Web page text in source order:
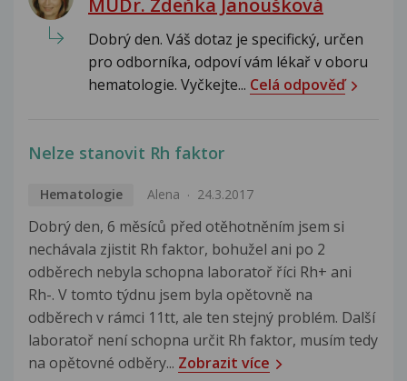
MUDr. Zdeňka Janoušková
Dobrý den. Váš dotaz je specifický, určen
pro odborníka, odpoví vám lékař v oboru
hematologie. Vyčkejte... Celá odpověď
Nelze stanovit Rh faktor
Hematologie Alena 24.3.2017
Dobrý den, 6 měsíců před otěhotněním jsem si
nechávala zjistit Rh faktor, bohužel ani po 2
odběrech nebyla schopna laboratoř říci Rh+ ani
Rh-. V tomto týdnu jsem byla opětovně na
odběrech v rámci 11tt, ale ten stejný problém. Další
laboratoř není schopna určit Rh faktor, musím tedy
na opětovné odběry... Zobrazit více